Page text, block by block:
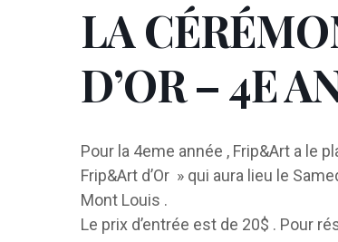
LA
D’OR – 4E
Pour la 4eme année , Frip&Art a le
Frip&Art d’Or » qui aura lieu le
Mont Louis .
Le prix d’entrée est de 20$ . Pour